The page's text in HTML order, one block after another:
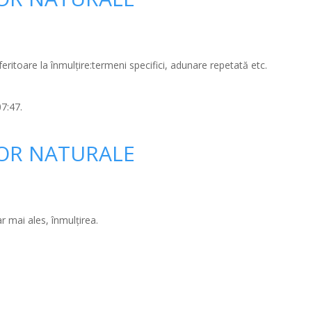
la înmulțire:termeni specifici, adunare repetată etc.
NATURALE
mai ales, înmulțirea.